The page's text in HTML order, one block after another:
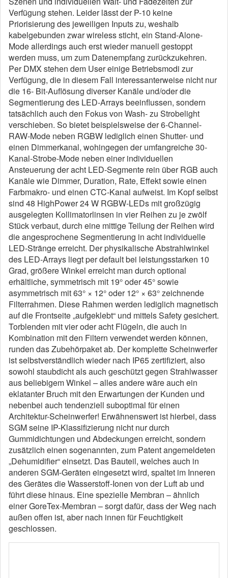
Verfügung stehen. Leider lässt der P-10 keine
Priorisierung des jeweiligen Inputs zu, weshalb
kabelgebunden zwar wireless sticht, ein Stand-Alone-
Mode allerdings auch erst wieder manuell gestoppt
werden muss, um zum Datenempfang zurückzukehren.
Per DMX stehen dem User einige Betriebsmodi zur
Verfügung, die in diesem Fall interessanterweise nicht nur
die 16- Bit-Auflösung diverser Kanäle und/oder die
Segmentierung des LED-Arrays beeinflussen, sondern
tatsächlich auch den Fokus von Wash- zu Strobelight
verschieben. So bietet beispielsweise der 6-Channel-
RAW-Mode neben RGBW lediglich einen Shutter- und
einen Dimmerkanal, wohingegen der umfangreiche 30-
Kanal-Strobe-Mode neben einer individuellen
Ansteuerung der acht LED-Segmente rein über RGB auch
Kanäle wie Dimmer, Duration, Rate, Effekt sowie einen
Farbmakro- und einen CTC-Kanal aufweist. Im Kopf selbst
sind 48 HighPower 24 W RGBW-LEDs mit großzügig
ausgelegten Kollimatorlinsen in vier Reihen zu je zwölf
Stück verbaut, durch eine mittige Teilung der Reihen wird
die angesprochene Segmentierung in acht individuelle
LED-Stränge erreicht. Der physikalische Abstrahlwinkel
des LED-Arrays liegt per default bei leistungsstarken 10
Grad, größere Winkel erreicht man durch optional
erhältliche, symmetrisch mit 19° oder 45° sowie
asymmetrisch mit 63° × 12° oder 12° × 63° zeichnende
Filterrahmen. Diese Rahmen werden lediglich magnetisch
auf die Frontseite „aufgeklebt“ und mittels Safety gesichert.
Torblenden mit vier oder acht Flügeln, die auch in
Kombination mit den Filtern verwendet werden können,
runden das Zubehörpaket ab. Der komplette Scheinwerfer
ist selbstverständlich wieder nach IP65 zertifiziert, also
sowohl staubdicht als auch geschützt gegen Strahlwasser
aus beliebigem Winkel – alles andere wäre auch ein
eklatanter Bruch mit den Erwartungen der Kunden und
nebenbei auch tendenziell suboptimal für einen
Architektur-Scheinwerfer! Erwähnenswert ist hierbei, dass
SGM seine IP-Klassifizierung nicht nur durch
Gummidichtungen und Abdeckungen erreicht, sondern
zusätzlich einen sogenannten, zum Patent angemeldeten
„Dehumidifier“ einsetzt. Das Bauteil, welches auch in
anderen SGM-Geräten eingesetzt wird, spaltet im Inneren
des Gerätes die Wasserstoff-Ionen von der Luft ab und
führt diese hinaus. Eine spezielle Membran – ähnlich
einer GoreTex-Membran – sorgt dafür, dass der Weg nach
außen offen ist, aber nach innen für Feuchtigkeit
geschlossen.